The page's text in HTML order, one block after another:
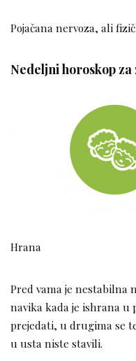
Pojačana nervoza, ali
Nedeljni horoskop za
Hrana
Pred vama je nestabilna
navika kada je ishrana u
prejedati, u drugima se
u usta niste stavili.